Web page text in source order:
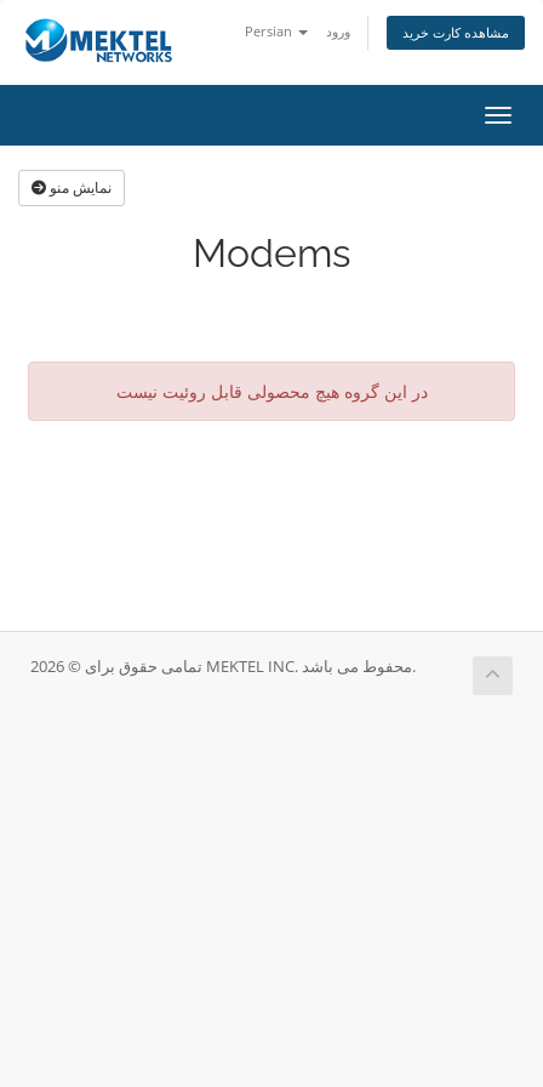
Persian ورود مشاهده کارت خرید
نمایش منو
Modems
در این گروه هیچ محصولی قابل روئیت نیست
تمامی حقوق برای © 2026 MEKTEL INC. محفوط می باشد.